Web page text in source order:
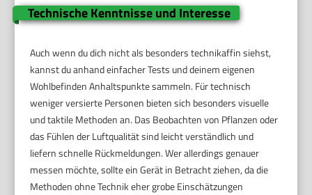
Technische Kenntnisse und Interesse
Auch wenn du dich nicht als besonders technikaffin siehst,
kannst du anhand einfacher Tests und deinem eigenen
Wohlbefinden Anhaltspunkte sammeln. Für technisch
weniger versierte Personen bieten sich besonders visuelle
und taktile Methoden an. Das Beobachten von Pflanzen oder
das Fühlen der Luftqualität sind leicht verständlich und
liefern schnelle Rückmeldungen. Wer allerdings genauer
messen möchte, sollte ein Gerät in Betracht ziehen, da die
Methoden ohne Technik eher grobe Einschätzungen